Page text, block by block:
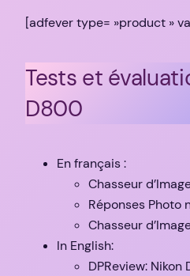
[adfever type= »product »
Tests et
D800
En français :
Chasseur
Réponses Photo
Chasseur
In English:
DPReview: Nikon